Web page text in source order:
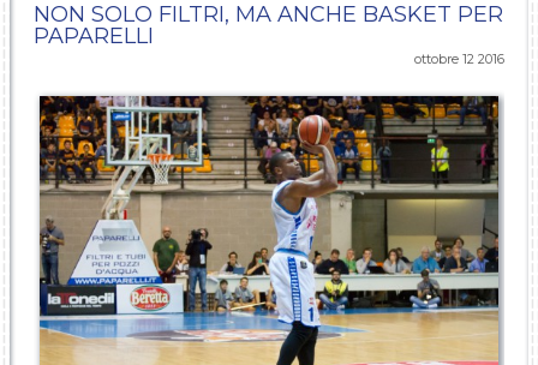
NON SOLO FILTRI, MA ANCHE BASKET PER
PAPARELLI
ottobre 12 2016